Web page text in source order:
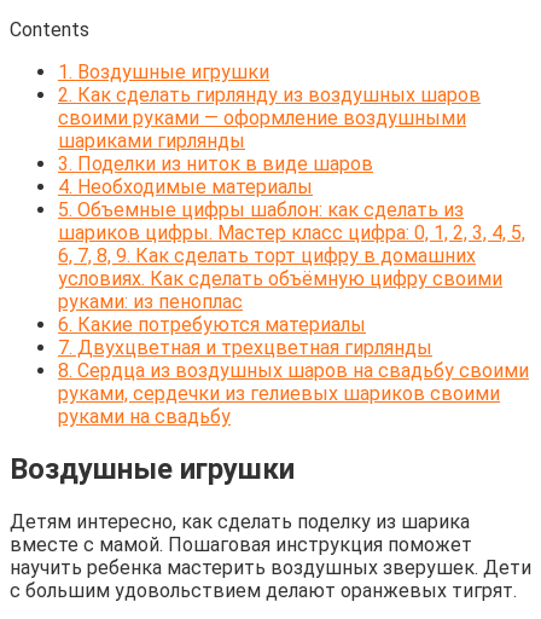
Contents
1. Воздушные игрушки
2. Как сделать гирлянду из воздушных шаров
своими руками — оформление воздушными
шариками гирлянды
3. Поделки из ниток в виде шаров
4. Необходимые материалы
5. Объемные цифры шаблон: как сделать из
шариков цифры. Мастер класс цифра: 0, 1, 2, 3, 4, 5,
6, 7, 8, 9. Как сделать торт цифру в домашних
условиях. Как сделать объёмную цифру своими
руками: из пеноплас
6. Какие потребуются материалы
7. Двухцветная и трехцветная гирлянды
8. Сердца из воздушных шаров на свадьбу своими
руками, сердечки из гелиевых шариков своими
руками на свадьбу
Воздушные игрушки
Детям интересно, как сделать поделку из шарика
вместе с мамой. Пошаговая инструкция поможет
научить ребенка мастерить воздушных зверушек. Дети
с большим удовольствием делают оранжевых тигрят.